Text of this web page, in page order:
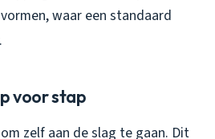
waar een standaard
voor stap
zelf aan de slag te gaan. Dit